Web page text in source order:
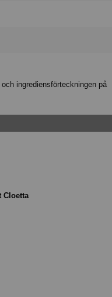
ingrediensförteckningen på
Cloetta